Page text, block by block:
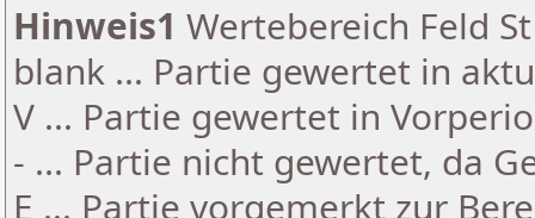
Hinweis1 Wertebereich Feld
blank ... Partie gewertet in
V ... Partie gewertet in
- ... Partie nicht gewertet, da
E ... Partie vorgemerkt zur